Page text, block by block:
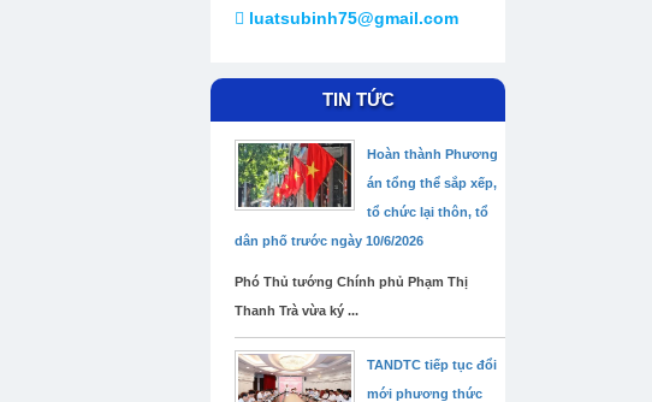
luatsubinh75@gmail.com
TIN TỨC
Hoàn thành Phương
án tổng thể sắp xếp,
tổ chức lại thôn, tổ
dân phố trước ngày 10/6/2026
Phó Thủ tướng Chính phủ Phạm Thị
Thanh Trà vừa ký ...
TANDTC tiếp tục đổi
mới phương thức